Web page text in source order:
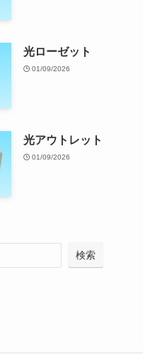
光ローゼット
01/09/2026
光アウトレット
01/09/2026
検索